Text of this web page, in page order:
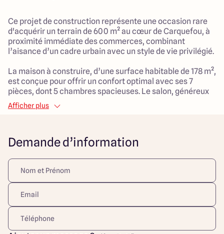
Ce projet de construction représente une occasion rare
d'acquérir un terrain de 600 m² au cœur de Carquefou, à
proximité immédiate des commerces, combinant
l’aisance d’un cadre urbain avec un style de vie privilégié.
La maison à construire, d’une surface habitable de 178 m²,
est conçue pour offrir un confort optimal avec ses 7
pièces, dont 5 chambres spacieuses. Le salon, généreux
avec ses 60 m², sera le cœur convivial de cette demeure
contemporaines, appréciée pour ses prestations et
Idéal pour une clientèle exigeante en quête de prestige et
standing élevé dans un emplacement central, offrant
ainsi une rare opportunité de vivre dans un alliant
tranquillité et dynamisme.
Découvrez toutes nos offres et réalisations ARLOGIS sur
notre site Internet. Visuel d'illustration. Le modèle est
totalement adaptable à vos envies et besoins et
personnalisable grâce à de nombreuses options de
Afficher plus
Demande d’information